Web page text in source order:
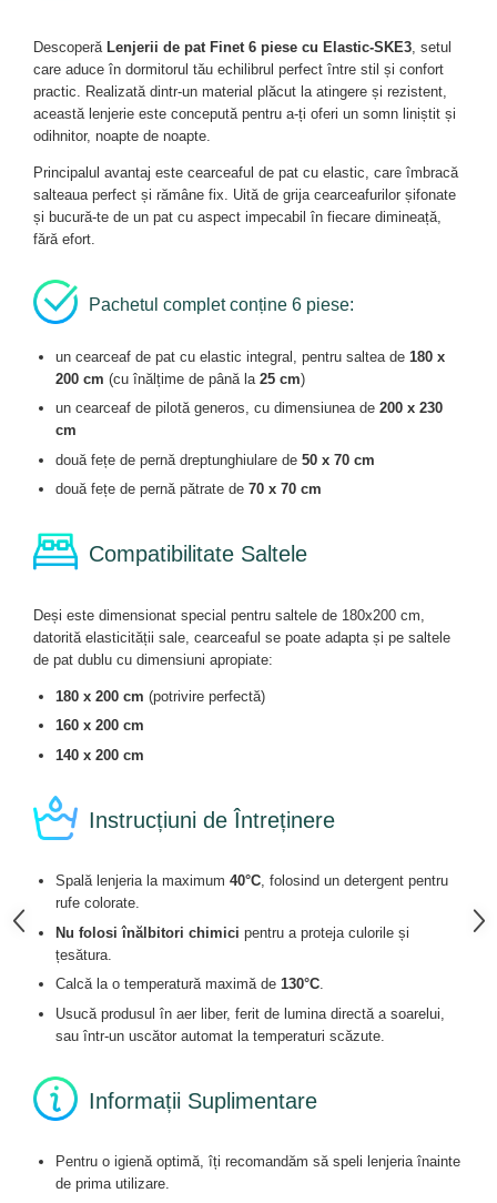
Descoperă Lenjerii de pat Finet 6 piese cu Elastic-SKE3 , setul
care aduce în dormitorul tău echilibrul perfect între stil și confort
practic. Realizată dintr-un material plăcut la atingere și rezistent,
această lenjerie este concepută pentru a-ți oferi un somn liniștit și
odihnitor, noapte de noapte.
Principalul avantaj este cearceaful de pat cu elastic, care îmbracă
salteaua perfect și rămâne fix. Uită de grija cearceafurilor șifonate
și bucură-te de un pat cu aspect impecabil în fiecare dimineață,
fără efort.
Pachetul complet conține 6 piese:
un cearceaf de pat cu elastic integral, pentru saltea de 180 x
200 cm (cu înălțime de până la 25 cm)
un cearceaf de pilotă generos, cu dimensiunea de 200 x 230
cm
două fețe de pernă dreptunghiulare de 50 x 70 cm
două fețe de pernă pătrate de 70 x 70 cm
Compatibilitate Saltele
Deși este dimensionat special pentru saltele de 180x200 cm,
datorită elasticității sale, cearceaful se poate adapta și pe saltele
de pat dublu cu dimensiuni apropiate:
180 x 200 cm (potrivire perfectă)
160 x 200 cm
140 x 200 cm
Instrucțiuni de Întreținere
Spală lenjeria la maximum 40°C, folosind un detergent pentru
rufe colorate.
Nu folosi înălbitori chimici pentru a proteja culorile și
țesătura.
Calcă la o temperatură maximă de 130°C.
Usucă produsul în aer liber, ferit de lumina directă a soarelui,
sau într-un uscător automat la temperaturi scăzute.
Informații Suplimentare
Pentru o igienă optimă, îți recomandăm să speli lenjeria înainte
de prima utilizare.